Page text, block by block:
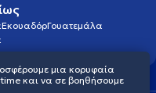
ΕκουαδόρΓουατεμάλα
μια κορυφαία
και να σε βοηθήσουμε